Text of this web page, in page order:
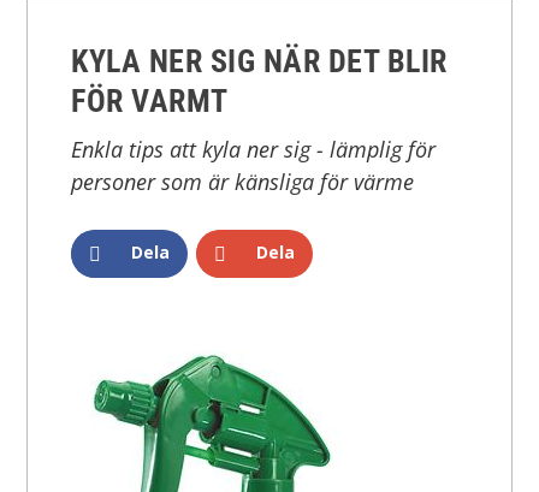
KYLA NER SIG NÄR DET BLIR
FÖR VARMT
Enkla tips att kyla ner sig - lämplig för
personer som är känsliga för värme
Dela Dela